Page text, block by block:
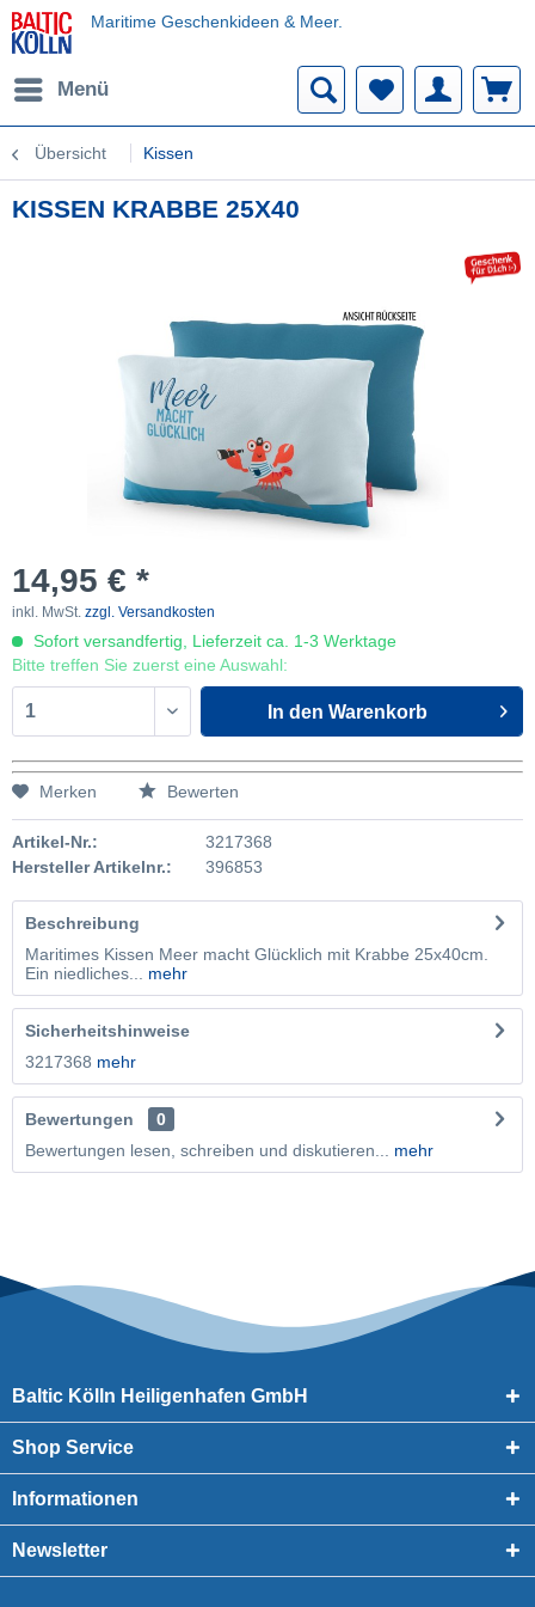
Maritime Geschenkideen & Meer.
Menü
Übersicht Kissen
KISSEN KRABBE 25X40
14,95 € *
inkl. MwSt. zzgl. Versandkosten
Sofort versandfertig, Lieferzeit ca. 1-3 Werktage
Bitte treffen Sie zuerst eine Auswahl:
In den Warenkorb
Merken Bewerten
Artikel-Nr.:
3217368
Hersteller Artikelnr.:
396853
Beschreibung
Maritimes Kissen Meer macht Glücklich mit Krabbe 25x40cm.
Ein niedliches...
mehr
Sicherheitshinweise
3217368 mehr
Bewertungen
0
Bewertungen lesen, schreiben und diskutieren...
mehr
Baltic Kölln Heiligenhafen GmbH
Shop Service
Informationen
Newsletter